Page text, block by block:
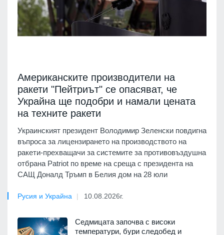
Американските производители на
ракети "Пейтриът" се опасяват, че
Украйна ще подобри и намали цената
на техните ракети
Украинският президент Володимир Зеленски повдигна
въпроса за лицензирането на производството на
ракети-прехващачи за системите за противовъздушна
отбрана Patriot по време на среща с президента на
САЩ Доналд Тръмп в Белия дом на 28 юли
Русия и Украйна 10.08.2026г.
Седмицата започва с високи
температури, бури следобед и